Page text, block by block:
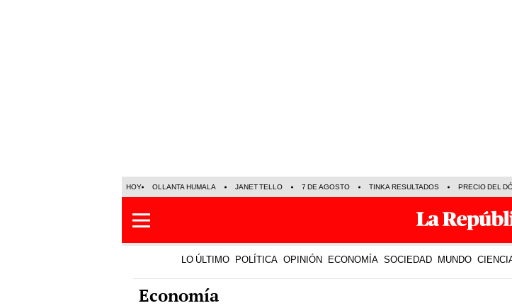
HOY OLLANTA HUMALA JANET TELLO 7 DE AGOSTO TINKA RESULTADOS PRECIO DEL
LO ÚLTIMO POLÍTICA OPINIÓN ECONOMÍA SOCIEDAD MUNDO
Economía